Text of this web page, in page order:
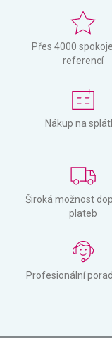
Přes 4000
referencí
Nákup na
Široká možnost
plateb
Profesionální